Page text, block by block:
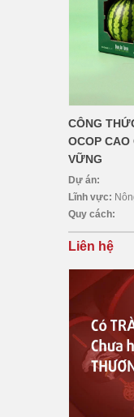
CÔNG
OCOP
VỮNG
Dự án:
Lĩnh vực:
Quy cách:
Liên hệ